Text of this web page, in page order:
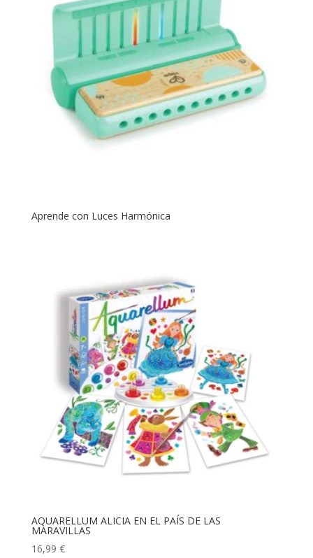
Aprende con Luces Harmónica
AQUARELLUM ALICIA EN EL PAÍS DE LAS
MARAVILLAS
16,99 €